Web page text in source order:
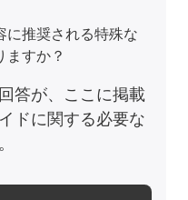
に推奨される特殊な
ますか？
答が、ここに掲載
ドに関する必要な